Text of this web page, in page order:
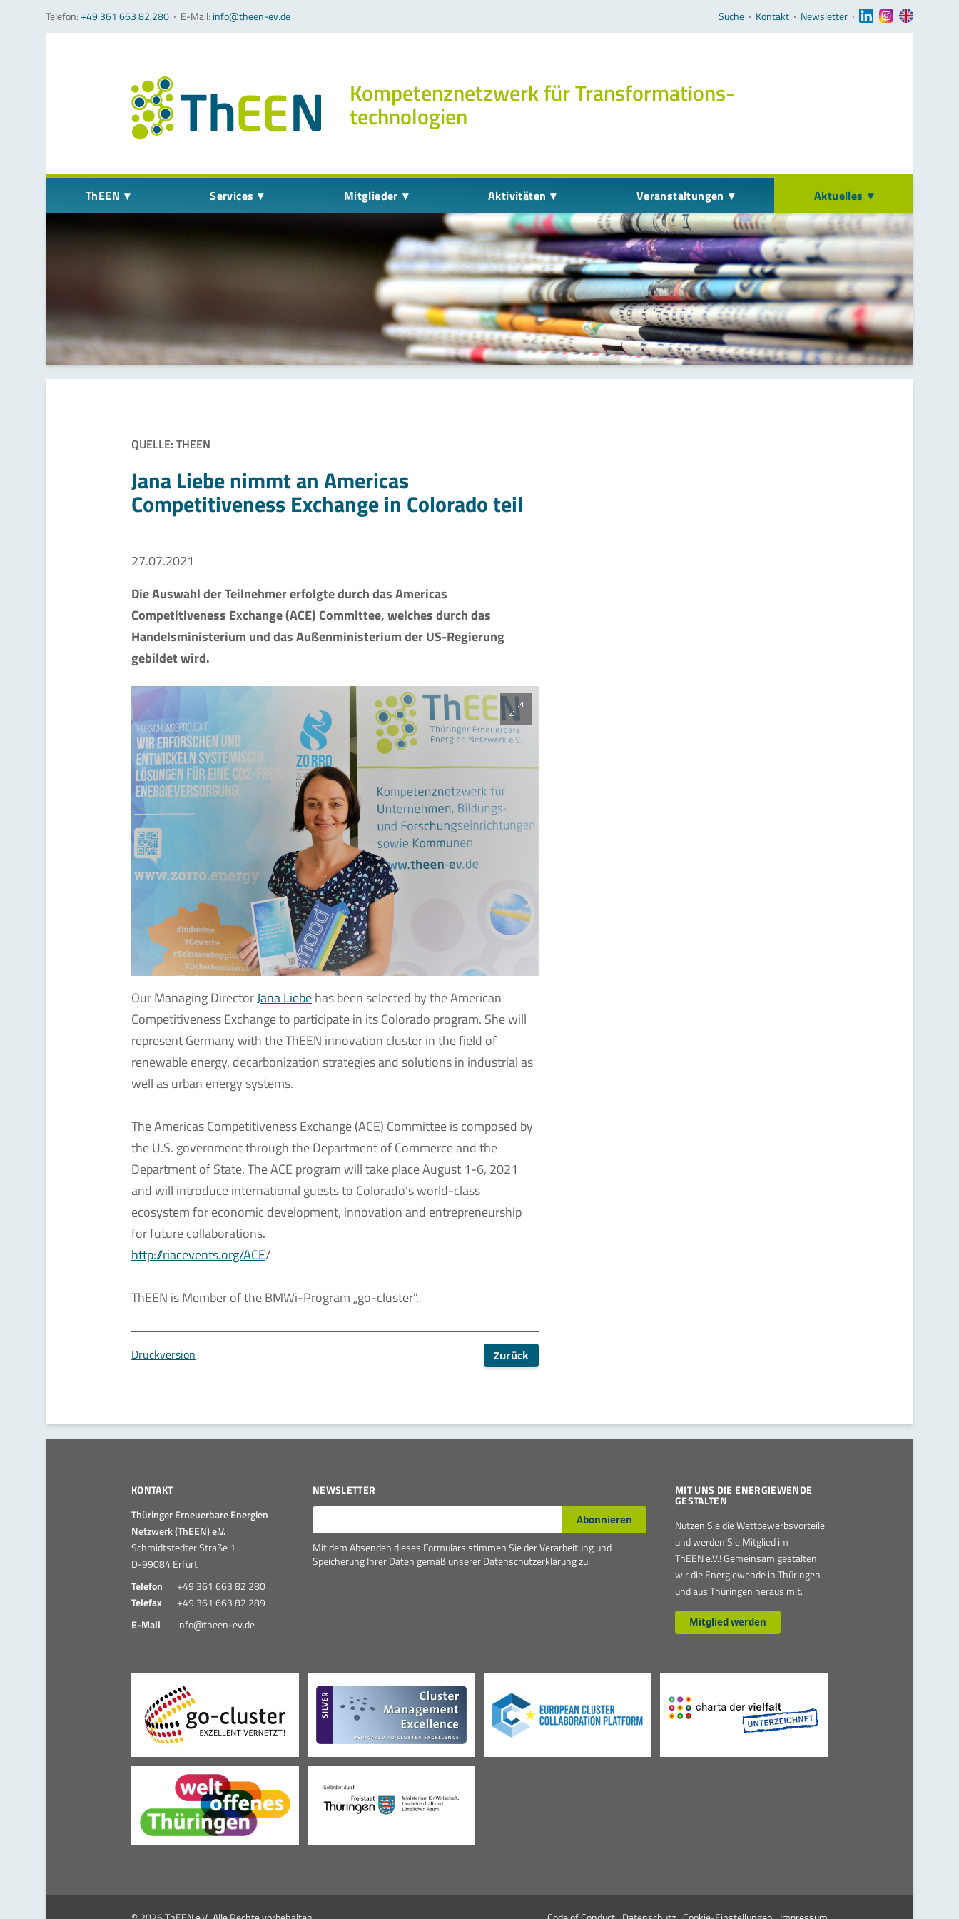
Telefon:+49 361 663 82 280 ‧ E-Mail: info@theen-ev.de Navigation überspringen
Suche ‧ Kontakt ‧ Newsletter ‧
Kompetenz­netzwerk für Transformations­
technologien
Navigation überspringen
ThEEN Services Mitglieder Aktivitäten Veranstaltungen Aktuelles
QUELLE: THEEN
Jana Liebe nimmt an Americas
Competitiveness Exchange in Colorado teil
27.07.2021
Die Auswahl der Teilnehmer erfolgte durch das Americas
Competitiveness Exchange (ACE) Committee, welches durch das
Handelsministerium und das Außenministerium der US-Regierung
gebildet wird.
Our Managing DirectorJana Liebehas been selected by the American
Competitiveness Exchange to participate in its Colorado program. She will
represent Germany with the ThEEN innovation cluster in the field of
renewable energy, decarbonization strategies and solutions in industrial as
well as urban energy systems.
The Americas Competitiveness Exchange (ACE) Committee is composed by
the U.S. government through the Department of Commerce and the
Department of State. The ACE program will take place August 1-6, 2021
and will introduce international guests to Colorado's world-class
ecosystem for economic development, innovation and entrepreneurship
for future collaborations.
http://riacevents.org/ACE/
ThEEN is Member of the BMWi-Program „go-cluster".
Druckversion Zurück
KONTAKT
Thüringer Erneuerbare Energien
Netzwerk (ThEEN) e.V.
Schmidtstedter Straße 1
D-99084 Erfurt
Telefon
+49 361 663 82 280
Telefax
+49 361 663 82 289
E-Mail
info@theen-ev.de
NEWSLETTER
E-Mail* Abonnieren
Mit dem Absenden dieses Formulars stimmen Sie der Verarbeitung und
Speicherung Ihrer Daten gemäß unsererDatenschutzerklärungzu.
MIT UNS DIE ENERGIEWENDE
GESTALTEN
Nutzen Sie die Wettbewerbsvorteile
und werden Sie Mitglied im
ThEEN e.V.! Gemeinsam gestalten
wir die Energiewende in Thüringen
und aus Thüringen heraus mit.
Mitglied werden